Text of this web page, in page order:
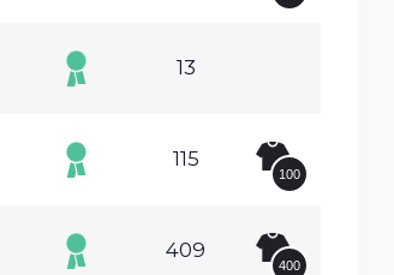
13
115
100
409
400